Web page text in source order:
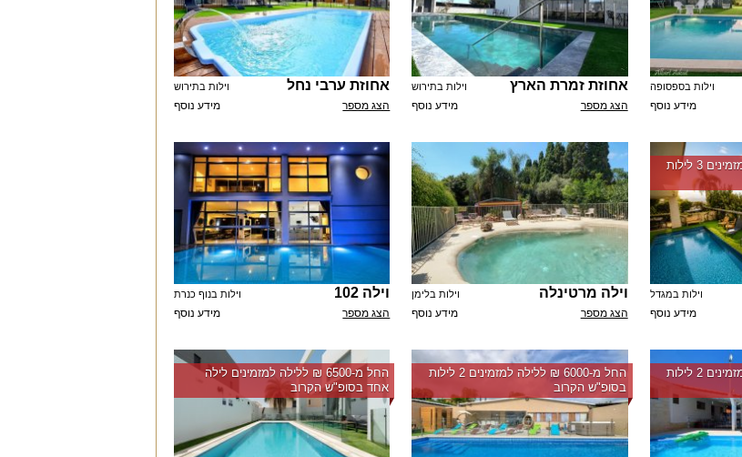
וילות בספסופה
מידע נוסף
אחוזת זמרת הארץ וילות בתירוש
מידע נוסף הצג מספר
אחוזת ערבי נחל וילות בתירוש
מידע נוסף הצג מספר
החל מ-‏4500 ₪ ללילה למזמינים 3 לילות
וילות במגדל
מידע נוסף
וילה מרטינלה וילות בלימן
מידע נוסף הצג מספר
וילה 102 וילות בנוף כנרת
מידע נוסף הצג מספר
החל מ-‏8000 ₪ ללילה למזמינים 2 לילות
החל מ-‏6000 ₪ ללילה למזמינים 2 לילות
בסופ"ש הקרוב
החל מ-‏6500 ₪ ללילה למזמינים לילה
אחד בסופ"ש הקרוב